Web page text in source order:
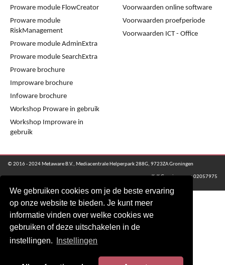
We gebruiken cookies om je de beste ervaring
op onze website te bieden. Je kunt meer
informatie vinden over welke cookies we
gebruiken of deze uitschakelen in de
instellingen.
Instellingen
Proware module FlowCreator
Proware module
RiskManagement
Proware module AdminExtra
Proware module SearchExtra
Proware brochure
Improware brochure
Infoware brochure
Workshop Proware in gebruik
Workshop Improware in
gebruik
Voorwaarden online software
Voorwaarden proefperiode
Voorwaarden ICT - Office
© 2016 - 2024 Metaware B.V., Mediacentrale Helperpark 288G, 9723ZA Groningen
KvK Groningen nr: 02057975